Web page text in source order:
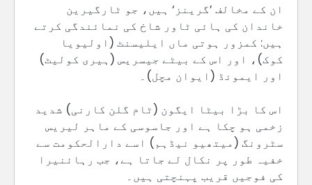
ان کے مخالف ’گرینز‘ ہیں، جو ٹارگیرین
خاندان کی ہائی ٹاور شاخ کی نمائندگی کرتے
ہیں: کمزور ہوتی ماں ایلیسنٹ (اولیویا
کوک)، اور اس کے بیٹے جیسریس (ہیری کولیٹ)
اور ایمونڈ (ایوان مچل)۔
اس کا بڑا بیٹا ایگون (ٹام گلن کارنی) شدید
زخمی ہو چکا ہے اور جاسوسی کے ماہر لیریس
سٹرونگ (میتھیو نیڈہم) اسے دارالحکومت سے
خفیہ طور پر نکال لے جاتا ہے، جب رہائنیرا
کی فوجیں قریب پہنچتی ہیں۔